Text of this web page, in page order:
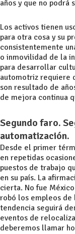
años y que no
Los activos tienen
para otra cosa y su
consistentemente
o inmovilidad de la
para desarrollar
automotriz requiere
son resultado de
de mejora continua
Segundo faro.
automatización.
Desde el primer
en repetidas
puestos de trabajo
en su país. La
cierta. No fue
robó los empleos de
tendencia seguirá
eventos de
deberemos llamar